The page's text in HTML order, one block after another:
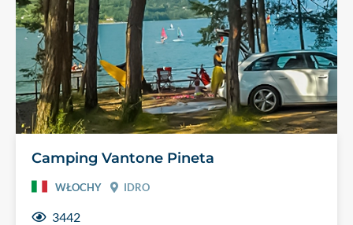
Camping Vantone Pineta
WŁOCHY IDRO
3442